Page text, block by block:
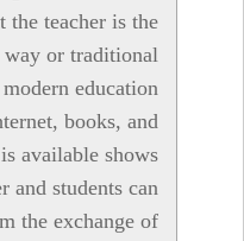
the teacher is the
or traditional
education
books, and
available shows
and students can
the exchange of